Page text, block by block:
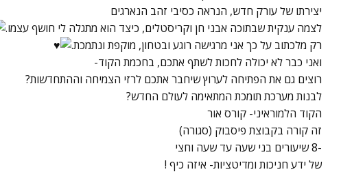
יצירתו של עורק חדש, הנראה כסיבי זהב הנארגים
לצמה ענקית שבתוכה אבני חן וקריסטלים, כיצד הוא מתגלה לי חושף עצמו.
רק מלכתוב על כך אני מרגישה רוגע ובטחון, מוקפת ונתמכת.
ואני כבר לא יכולה לחכות לשתף אתכם, בחכמת הקוד-
רוצים גם את הפתיחה לערוץ שיחבר אתכם לרזי הצמיחה וההתחדשות?
לבנות מערכת תומכת המתאימה לעולם החדש?
הקוד הלמוראיני- קורס אור
זה קורה בקבוצת פיסבוק (סגורה)
-8 שיעורים בני שעה עד שעה וחצי
של ידע חניכות ומדיטציות- איזה כיף !